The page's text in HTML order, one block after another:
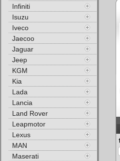
Infiniti
Isuzu
Iveco
Jaecoo
Jaguar
Jeep
KGM
Kia
Lada
Lancia
Land Rover
Leapmotor
Lexus
MAN
Maserati